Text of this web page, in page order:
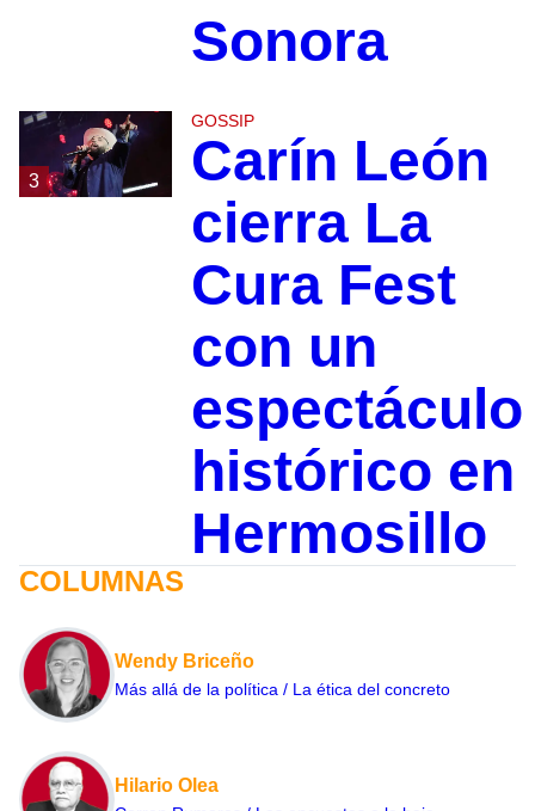
Sonora
3
GOSSIP
Carín León
cierra La
Cura Fest
con un
espectáculo
histórico en
Hermosillo
COLUMNAS
Wendy Briceño
Más allá de la política / La ética del concreto
Hilario Olea